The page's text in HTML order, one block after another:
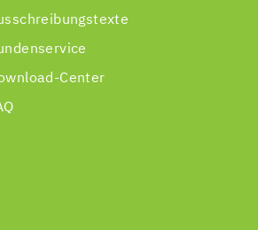
Center